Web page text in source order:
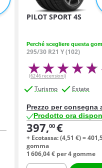
PILOT SPORT 4S
Perché scegliere questa
295/30 R21 Y (102)
(6246 recensioni)
Turismo Estate
Prezzo per consegna
Prodotto ora
397,00 €
+ Ecotassa: (4,51 €) =401,
gomma
1 606,04€ per 4 gomme